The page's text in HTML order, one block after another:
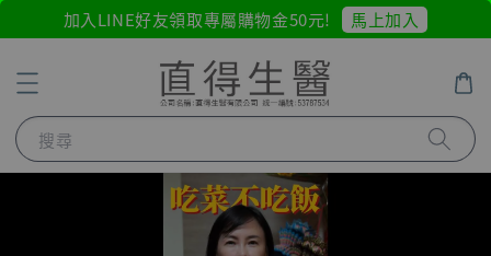
加入LINE好友領取專屬購物金50元! 馬上加入
搜尋